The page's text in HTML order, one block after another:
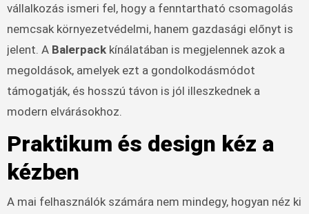
vállalkozás ismeri fel, hogy a fenntartható csomagolás
nemcsak környezetvédelmi, hanem gazdasági előnyt is
jelent. A Balerpackkínálatában is megjelennek azok a
megoldások, amelyek ezt a gondolkodásmódot
támogatják, és hosszú távon is jól illeszkednek a
modern elvárásokhoz.
Praktikum és design kéz a
kézben
A mai felhasználók számára nem mindegy, hogyan néz ki